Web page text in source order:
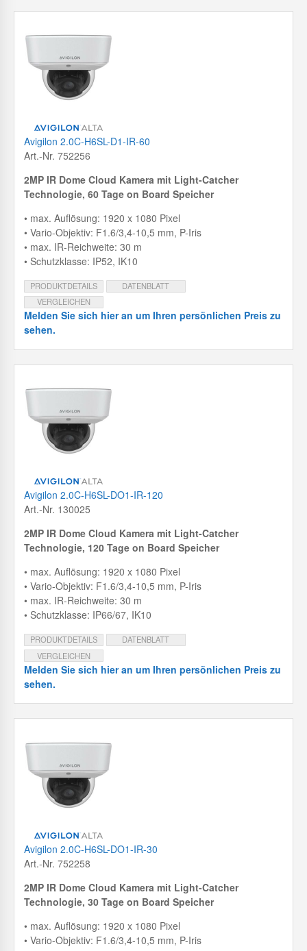
Avigilon 2.0C-H6SL-D1-IR-60
Art.-Nr. 752256
2MP IR Dome Cloud Kamera mit Light-Catcher
Technologie, 60 Tage on Board Speicher
• max. Auflösung: 1920 x 1080 Pixel
• Vario-Objektiv: F1.6/3,4-10,5 mm, P-Iris
• max. IR-Reichweite: 30 m
• Schutzklasse: IP52, IK10
PRODUKTDETAILS
DATENBLATT
VERGLEICHEN
Melden Sie sich hier an um Ihren persönlichen Preis zu
sehen.
Avigilon 2.0C-H6SL-DO1-IR-120
Art.-Nr. 130025
2MP IR Dome Cloud Kamera mit Light-Catcher
Technologie, 120 Tage on Board Speicher
• max. Auflösung: 1920 x 1080 Pixel
• Vario-Objektiv: F1.6/3,4-10,5 mm, P-Iris
• max. IR-Reichweite: 30 m
• Schutzklasse: IP66/67, IK10
PRODUKTDETAILS
DATENBLATT
VERGLEICHEN
Melden Sie sich hier an um Ihren persönlichen Preis zu
sehen.
Avigilon 2.0C-H6SL-DO1-IR-30
Art.-Nr. 752258
2MP IR Dome Cloud Kamera mit Light-Catcher
Technologie, 30 Tage on Board Speicher
• max. Auflösung: 1920 x 1080 Pixel
• Vario-Objektiv: F1.6/3,4-10,5 mm, P-Iris